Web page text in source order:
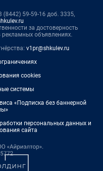
(8442) 59-59-16 доб. 3335,
за достоверность
объявлениях.
v1pr@shkulev.ru
cookies
системы
«Подписка без баннерной
персональных данных и
сайта